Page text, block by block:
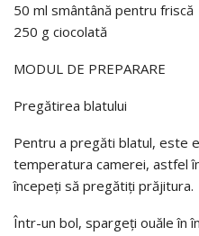
50 ml smântână pentru friscă
250 g ciocolată
MODUL DE PREPARARE
Pregătirea blatului
Pentru a pregăti blatul, este
temperatura camerei, astfel
începeți să pregătiți prăjitura.
Într-un bol, spargeți ouăle în